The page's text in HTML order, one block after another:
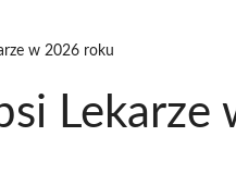
w 2026 roku
Lekarze